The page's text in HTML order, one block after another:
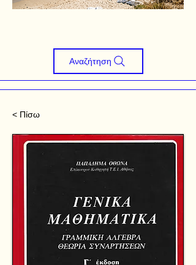
Αναζήτηση
< Πίσω